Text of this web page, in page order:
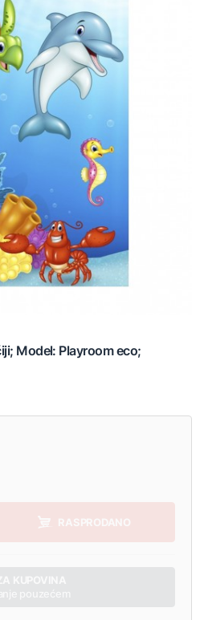
Model: Playroom eco;
RASPRODANO